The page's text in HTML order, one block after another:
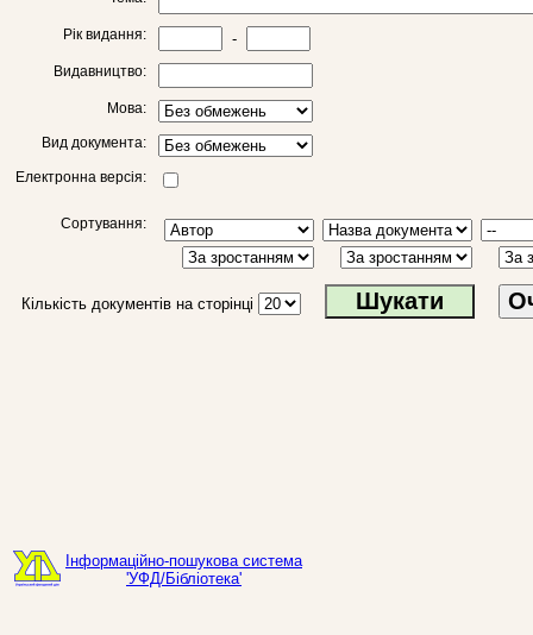
Рік видання: -
Видавництво:
Мова:
Вид документа:
Електронна версія:
Сортування:
Кількість документів на сторінці
Інформаційно-пошукова система
'УФД/Бібліотека'